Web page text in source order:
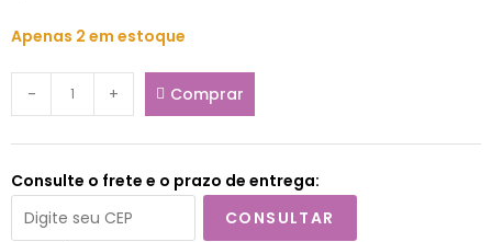
Apenas 2 em estoque
- + Comprar
Consulte o frete e o prazo de entrega:
CONSULTAR